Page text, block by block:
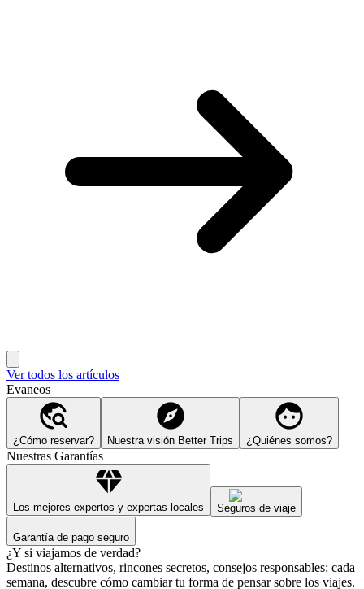
Ver todos los artículos
Evaneos
¿Cómo reservar? Nuestra visión Better Trips ¿Quiénes somos?
Nuestras Garantías
Los mejores expertos y expertas locales Seguros de viaje
Garantía de pago seguro
¿Y si viajamos de verdad?
Destinos alternativos, rincones secretos, consejos responsables: cada
semana, descubre cómo cambiar tu forma de pensar sobre los viajes.